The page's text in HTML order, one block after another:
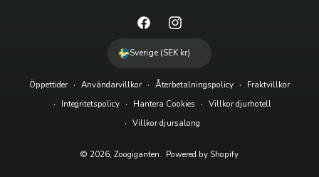
© 2026,Zoogiganten. Powered by Shopify
Öppettider Användarvillkor Återbetalningspolicy
Fraktvillkor
Integritetspolicy
Hantera Cookies
Villkor djurhotell
Villkor djursalong
F
a
e
b
o
I
n
t
a
g
Sverige (SEK kr)